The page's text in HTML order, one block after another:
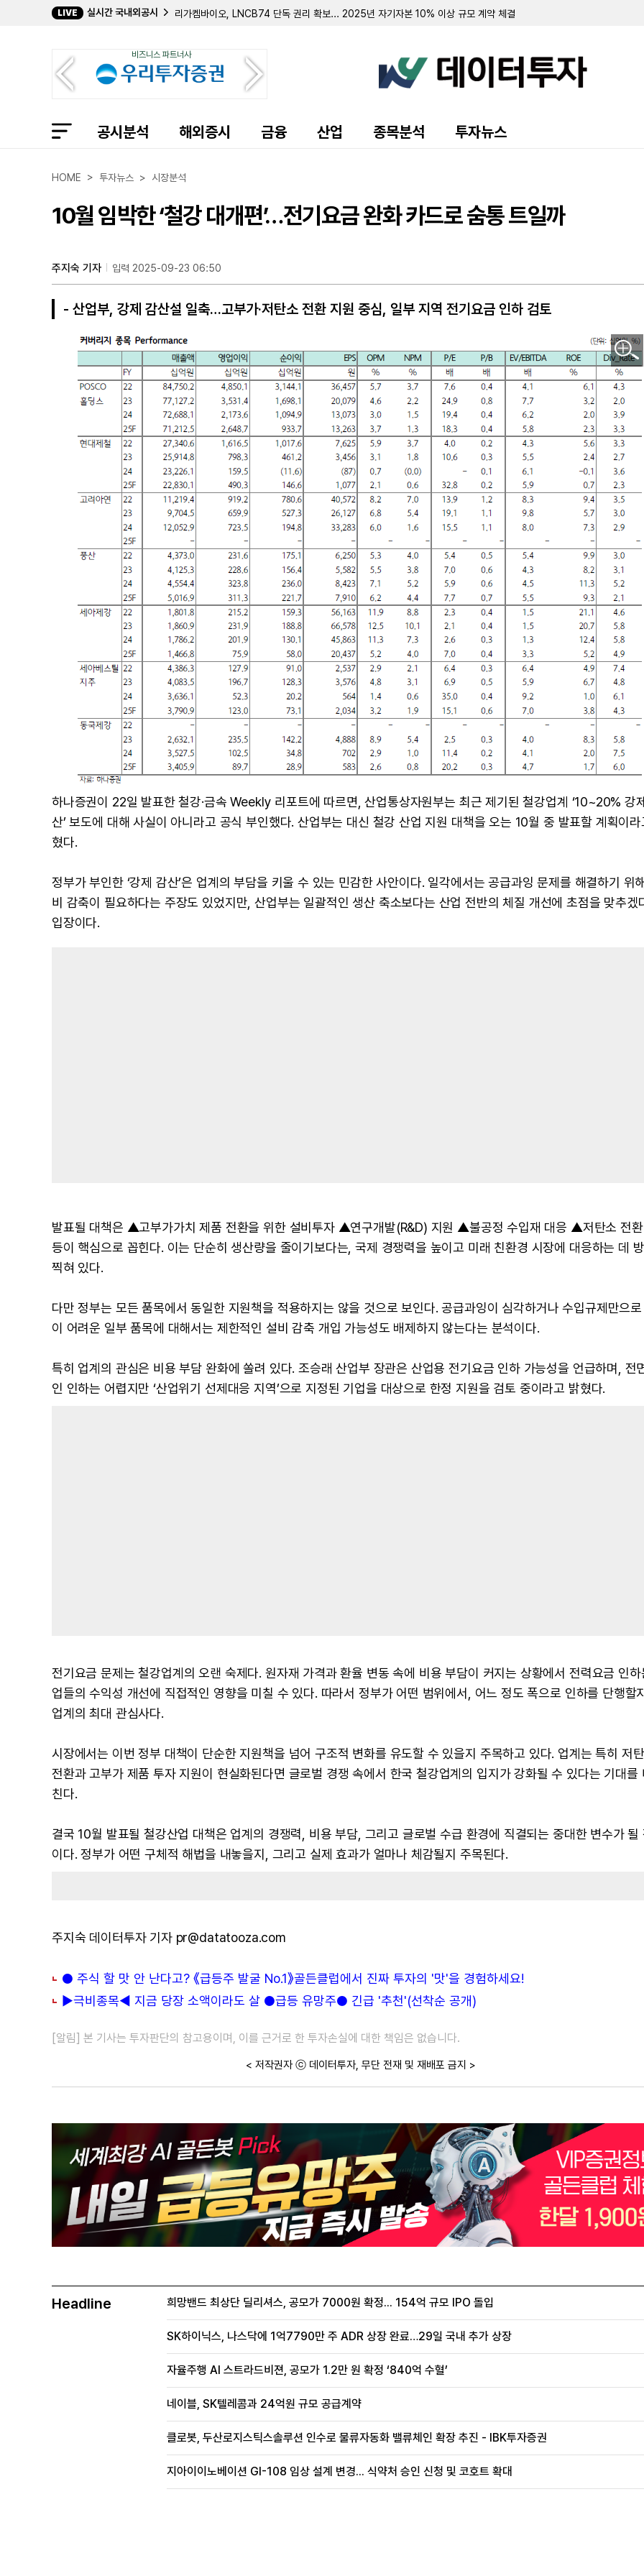
LIVE 실시간 국내외공시
리가켐바이오, LNCB74 단독 권리 확보... 2025년 자기자본 10% 이상 규모 계약 체결
에이치엘비글로벌, 매출 56억원대 화장품 자회사 퍼플리쉬 흡수합병
영흥, 강근욱 임원 보통주 4만 주 신규 매수…지분율 33.38% 확대
유안타증권 최대주주 지분 확대... 장내서 보통주 1만500주 추가 취득
최홍수 전무이사, 메타랩스 주식 9240주 ↑…지분율 0.15%
넷마블 최기룡 계열사 임원 퇴임…최대주주 특수관계인 지분 제외
신영와코루, 사당동 유휴자산 800억 처분…현금성 자산 늘린다
엠씨넥스, 2Q 연결 영업이익 21억...전년비 86%↓
심텍홀딩스, 2Q 연결 영업이익 575억...흑자전환
비즈니스 파트너사
공시분석 해외증시 금융 산업 종목분석 투자뉴스
HOME > 투자뉴스 > 시장분석
10월 임박한 ‘철강 대개편’…전기요금 완화 카드로 숨통 트일까
주지숙 기자 입력 2025-09-23 06:50
- 산업부, 강제 감산설 일축…고부가·저탄소 전환 지원 중심, 일부 지역 전기요금 인하 검토
하나증권이 22일 발표한 철강·금속 Weekly 리포트에 따르면, 산업통상자원부는 최근 제기된 철강업계 ‘10~20% 강
산’ 보도에 대해 사실이 아니라고 공식 부인했다. 산업부는 대신 철강 산업 지원 대책을 오는 10월 중 발표할 계획이라
혔다.
정부가 부인한 ‘강제 감산’은 업계의 부담을 키울 수 있는 민감한 사안이다. 일각에서는 공급과잉 문제를 해결하기 위
비 감축이 필요하다는 주장도 있었지만, 산업부는 일괄적인 생산 축소보다는 산업 전반의 체질 개선에 초점을 맞추겠
입장이다.
발표될 대책은 ▲고부가가치 제품 전환을 위한 설비투자 ▲연구개발(R&D) 지원 ▲불공정 수입재 대응 ▲저탄소 전환
등이 핵심으로 꼽힌다. 이는 단순히 생산량을 줄이기보다는, 국제 경쟁력을 높이고 미래 친환경 시장에 대응하는 데 방
찍혀 있다.
다만 정부는 모든 품목에서 동일한 지원책을 적용하지는 않을 것으로 보인다. 공급과잉이 심각하거나 수입규제만으로
이 어려운 일부 품목에 대해서는 제한적인 설비 감축 개입 가능성도 배제하지 않는다는 분석이다.
특히 업계의 관심은 비용 부담 완화에 쏠려 있다. 조승래 산업부 장관은 산업용 전기요금 인하 가능성을 언급하며, 전
인 인하는 어렵지만 ‘산업위기 선제대응 지역’으로 지정된 기업을 대상으로 한정 지원을 검토 중이라고 밝혔다.
전기요금 문제는 철강업계의 오랜 숙제다. 원자재 가격과 환율 변동 속에 비용 부담이 커지는 상황에서 전력요금 인하
업들의 수익성 개선에 직접적인 영향을 미칠 수 있다. 따라서 정부가 어떤 범위에서, 어느 정도 폭으로 인하를 단행할
업계의 최대 관심사다.
시장에서는 이번 정부 대책이 단순한 지원책을 넘어 구조적 변화를 유도할 수 있을지 주목하고 있다. 업계는 특히 저
전환과 고부가 제품 투자 지원이 현실화된다면 글로벌 경쟁 속에서 한국 철강업계의 입지가 강화될 수 있다는 기대를
친다.
결국 10월 발표될 철강산업 대책은 업계의 경쟁력, 비용 부담, 그리고 글로벌 수급 환경에 직결되는 중대한 변수가 될
이다. 정부가 어떤 구체적 해법을 내놓을지, 그리고 실제 효과가 얼마나 체감될지 주목된다.
주지숙 데이터투자 기자 pr@datatooza.com
● 주식 할 맛 안 난다고? 《급등주 발굴 No.1》골든클럽에서 진짜 투자의 '맛'을 경험하세요!
▶극비종목◀ 지금 당장 소액이라도 살 ●급등 유망주● 긴급 '추천'(선착순 공개)
[알림] 본 기사는 투자판단의 참고용이며, 이를 근거로 한 투자손실에 대한 책임은 없습니다.
< 저작권자 ⓒ 데이터투자, 무단 전재 및 재배포 금지 >
Headline 희망밴드 최상단 딜리셔스, 공모가 7000원 확정... 154억 규모 IPO 돌입
SK하이닉스, 나스닥에 1억7790만 주 ADR 상장 완료…29일 국내 추가 상장
자율주행 AI 스트라드비젼, 공모가 1.2만 원 확정 ‘840억 수혈’
네이블, SK텔레콤과 24억원 규모 공급계약
클로봇, 두산로지스틱스솔루션 인수로 물류자동화 밸류체인 확장 추진 - IBK투자증권
지아이이노베이션 GI-108 임상 설계 변경... 식약처 승인 신청 및 코호트 확대